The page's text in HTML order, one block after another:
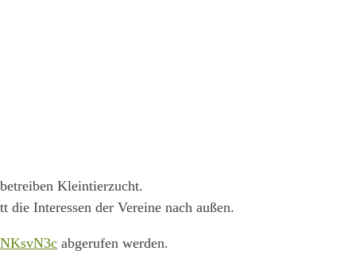
Kleintierzucht.
die Interessen der Vereine nach außen.
abgerufen werden.